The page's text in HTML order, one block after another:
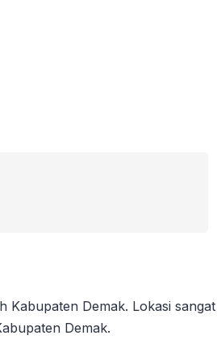
Kabupaten Demak. Lokasi sangat
Demak.